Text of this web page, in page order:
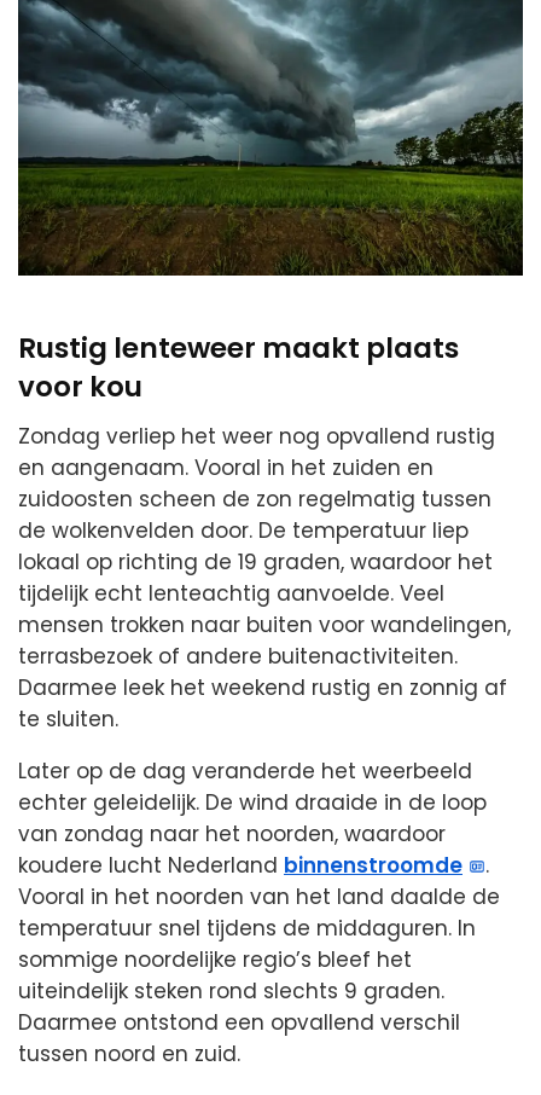
Rustig lenteweer maakt plaats
voor kou
Zondag verliep het weer nog opvallend rustig
en aangenaam. Vooral in het zuiden en
zuidoosten scheen de zon regelmatig tussen
de wolkenvelden door. De temperatuur liep
lokaal op richting de 19 graden, waardoor het
tijdelijk echt lenteachtig aanvoelde. Veel
mensen trokken naar buiten voor wandelingen,
terrasbezoek of andere buitenactiviteiten.
Daarmee leek het weekend rustig en zonnig af
te sluiten.
Later op de dag veranderde het weerbeeld
echter geleidelijk. De wind draaide in de loop
van zondag naar het noorden, waardoor
koudere lucht Nederland binnenstroomde
.
Vooral in het noorden van het land daalde de
temperatuur snel tijdens de middaguren. In
sommige noordelijke regio’s bleef het
uiteindelijk steken rond slechts 9 graden.
Daarmee ontstond een opvallend verschil
tussen noord en zuid.